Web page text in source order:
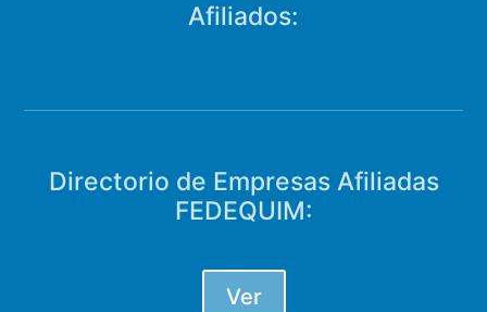
Afiliados:
Directorio de Empresas Afiliadas
FEDEQUIM:
Ver